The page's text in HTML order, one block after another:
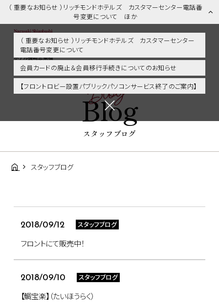
（ 重要なお知らせ ）リッチモンドホテルズ カスタマーセンター電話番
号変更について ほか
（ 重要なお知らせ ）リッチモンドホテルズ カスタマーセンター
電話番号変更について
会員カードの廃止＆会員移行手続きについてのお知らせ
【フロントロビー設置パブリックパソコンサービス終了のご案内】
スタッフブログ | 長崎市内・観光・グルメに好アクセス！リッチモンド
ホテル長崎思案橋
Blog
Blog
スタッフブログ
スタッフブログ
2018/09/12 スタッフブログ
フロントにて販売中！
2018/09/10 スタッフブログ
【鯛宝楽】（たいほうらく）